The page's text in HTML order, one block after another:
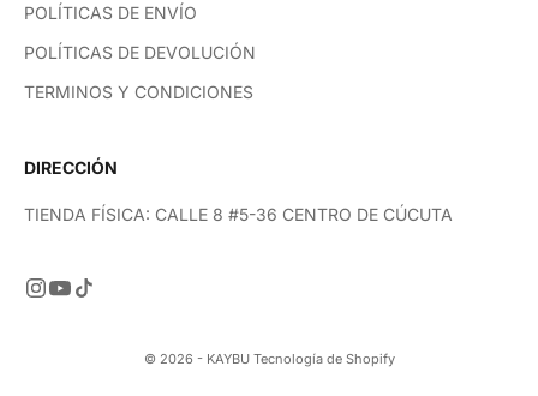
POLÍTICAS DE ENVÍO
POLÍTICAS DE DEVOLUCIÓN
TERMINOS Y CONDICIONES
DIRECCIÓN
TIENDA FÍSICA: CALLE 8 #5-36 CENTRO DE CÚCUTA
© 2026 - KAYBU Tecnología de Shopify